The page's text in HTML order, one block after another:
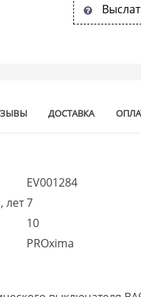
ДОСТАВКА
EV001284
лет7
10
PROxima